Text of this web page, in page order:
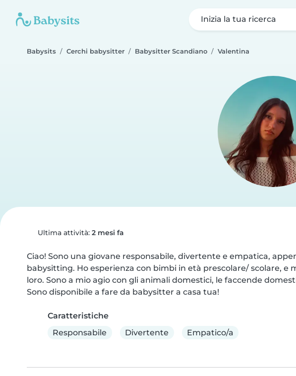
Inizia la tua ricerca
Babysits Cerchi babysitter Babysitter Scandiano Valentina
Ultima attività: 2 mesi fa
Ciao! Sono una giovane responsabile, divertente e empatica,
babysitting. Ho esperienza con bimbi in età prescolare/ scolare, e
loro. Sono a mio agio con gli animali domestici, le faccende
Sono disponibile a fare da babysitter a casa tua!
Caratteristiche
Responsabile
Divertente Empatico/a